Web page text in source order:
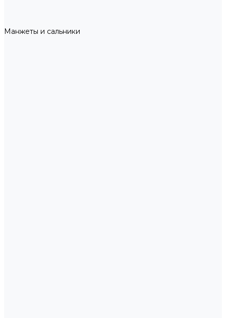
Манжеты и сальники